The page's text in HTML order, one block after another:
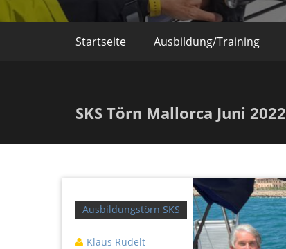
Startseite Ausbildung/Training
SKS Törn Mallorca Juni 2022
Ausbildungstörn SKS
Klaus Rudelt